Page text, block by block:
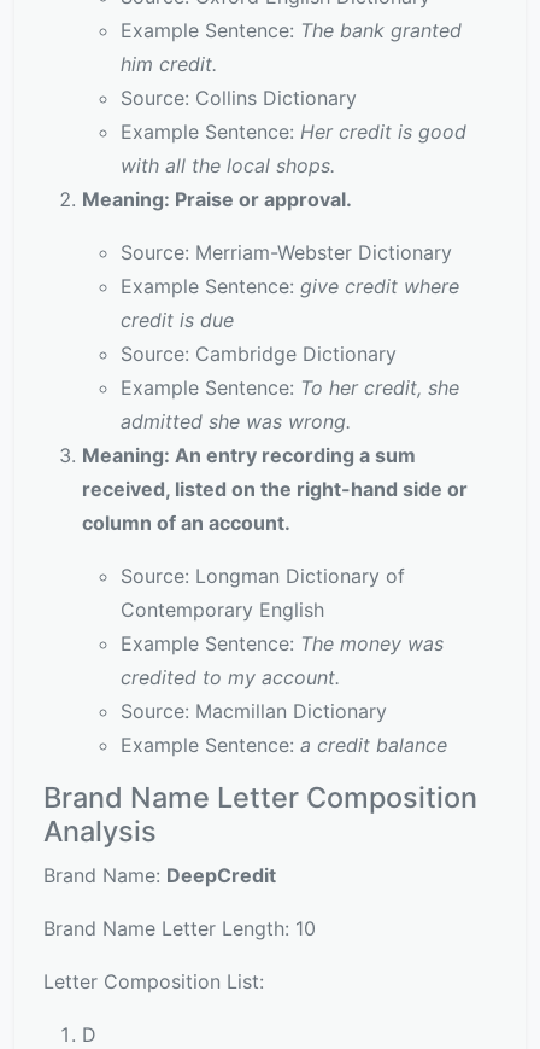
Example Sentence: The bank granted
him credit.
Source: Collins Dictionary
Example Sentence: Her credit is good
with all the local shops.
Meaning: Praise or approval.
Source: Merriam-Webster Dictionary
Example Sentence: give credit where
credit is due
Source: Cambridge Dictionary
Example Sentence: To her credit, she
admitted she was wrong.
Meaning: An entry recording a sum
received, listed on the right-hand side or
column of an account.
Source: Longman Dictionary of
Contemporary English
Example Sentence: The money was
credited to my account.
Source: Macmillan Dictionary
Example Sentence: a credit balance
Brand Name Letter Composition
Analysis
Brand Name: DeepCredit
Brand Name Letter Length: 10
Letter Composition List:
D